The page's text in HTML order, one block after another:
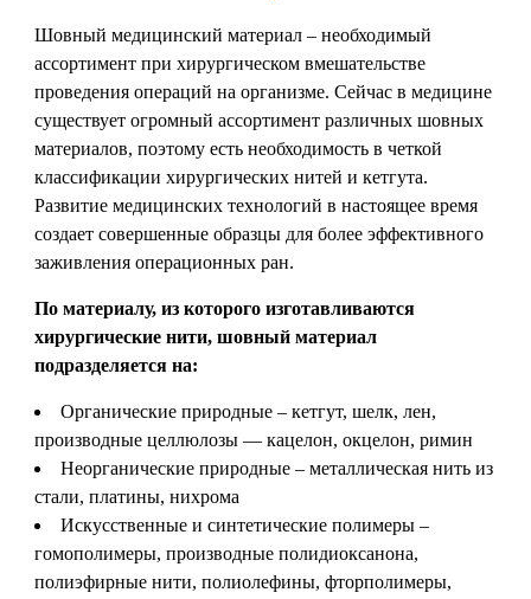
Шовный медицинский материал – необходимый
ассортимент при хирургическом вмешательстве
проведения операций на организме. Сейчас в медицине
существует огромный ассортимент различных шовных
материалов, поэтому есть необходимость в четкой
классификации хирургических нитей и кетгута.
Развитие медицинских технологий в настоящее время
создает совершенные образцы для более эффективного
заживления операционных ран.
По материалу, из которого изготавливаются
хирургические нити, шовный материал
подразделяется на:
Органические природные – кетгут, шелк, лен,
производные целлюлозы — кацелон, окцелон, римин
Неорганические природные – металлическая нить из
стали, платины, нихрома
Искусственные и синтетические полимеры –
гомополимеры, производные полидиоксанона,
полиэфирные нити, полиолефины, фторполимеры,